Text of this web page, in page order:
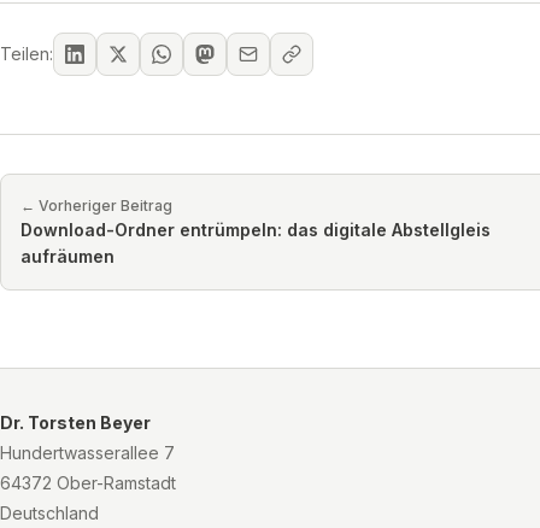
Teilen:
← Vorheriger Beitrag
Download-Ordner entrümpeln: das digitale Abstellgleis
aufräumen
Dr. Torsten Beyer
Hundertwasserallee 7
64372 Ober-Ramstadt
Deutschland